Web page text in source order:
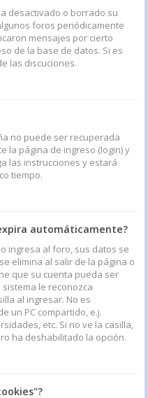
desactivado o borrado su
foros periódicamente
mensajes por cierto
de la base de datos. Si es
las discuciones.
no puede ser recuperada
la página de ingreso (login) y
las instrucciones y estará
tiempo.
automáticamente?
ingresa al foro, sus datos se
elimina al salir de la página o
que su cuenta pueda ser
le reconozca
al ingresar. No es
un PC compartido, e.j.
etc. Si no ve la casilla,
ha deshabilitado la opción.